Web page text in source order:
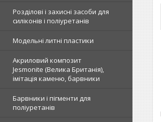
Розділові і захисні засоби для
силіконів і поліуретанів
Модельні литні пластики
Акриловий композит
Jesmonite (Велика Британія),
імітація каменю, барвники
Барвники і пігменти для
поліуретанів